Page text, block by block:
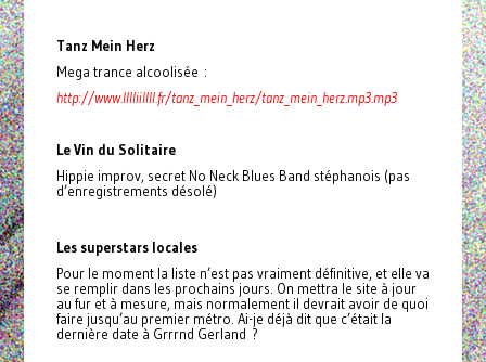
Tanz Mein Herz
Mega trance alcoolisée :
http://www.lllliillll.fr/tanz_mein_herz/tanz_mein_herz.mp3.mp3
Le Vin du Solitaire
Hippie improv, secret No Neck Blues Band stéphanois (pas
d’enregistrements désolé)
Les superstars locales
Pour le moment la liste n’est pas vraiment définitive, et elle va
se remplir dans les prochains jours. On mettra le site à jour
au fur et à mesure, mais normalement il devrait avoir de quoi
faire jusqu’au premier métro. Ai-je déjà dit que c’était la
dernière date à Grrrnd Gerland ?